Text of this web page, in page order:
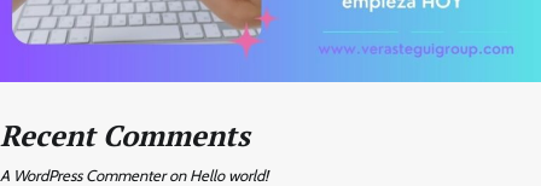
Recent Comments
A WordPress Commenteron Hello world!